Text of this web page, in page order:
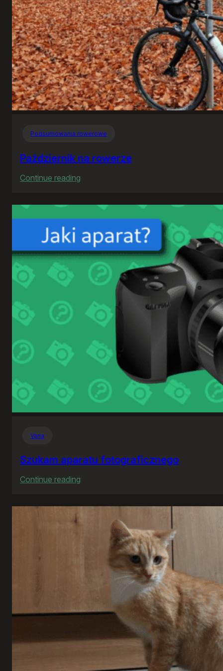
Podsumowania rowerowe
Październik na rowerze
Continue reading
na
rowerze
Varia
Szukam aparatu fotograficznego
Continue reading
aparatu
fotograficznego